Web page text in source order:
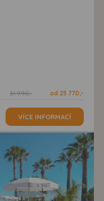
31 990,- od 25 770,-
VÍCE INFORMACÍ